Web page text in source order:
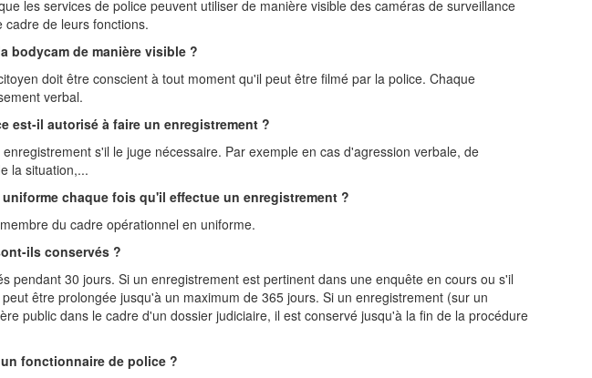
les services de police peuvent utiliser de manière visible des caméras de surveillance
de leurs fonctions.
bodycam de manière visible ?
doit être conscient à tout moment qu'il peut être filmé par la police. Chaque
verbal.
est-il autorisé à faire un enregistrement ?
s'il le juge nécessaire. Par exemple en cas d'agression verbale, de
la situation,...
chaque fois qu'il effectue un enregistrement ?
du cadre opérationnel en uniforme.
ils conservés ?
pendant 30 jours. Si un enregistrement est pertinent dans une enquête en cours ou s'il
être prolongée jusqu'à un maximum de 365 jours. Si un enregistrement (sur un
public dans le cadre d'un dossier judiciaire, il est conservé jusqu'à la fin de la procédure
fonctionnaire de police ?